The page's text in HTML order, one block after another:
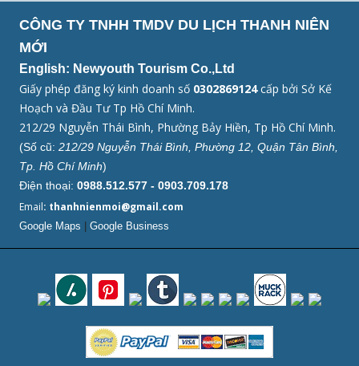
CÔNG TY TNHH TMDV DU LỊCH THANH NIÊN
MỚI
English: Newyouth Tourism Co.,Ltd
Giấy phép đăng ký kinh doanh số 0302869124cấp bởi Sở Kế
Hoạch và Đầu Tư Tp Hồ Chí Minh.
212/29 Nguyễn Thái Bình, Phường Bảy Hiền, Tp Hồ Chí Minh.
(Số cũ: 212/29 Nguyễn Thái Bình, Phường 12, Quận Tân Bình,
Tp. Hồ Chí Minh)
Điện thoại: 0988.512.577 - 0903.709.178
Email: thanhnienmoi@gmail.com
Google Maps Google Business